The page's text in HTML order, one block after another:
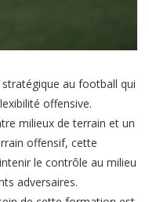
au football qui
offensive.
milieux de terrain et un
offensif, cette
le contrôle au milieu
adversaires.